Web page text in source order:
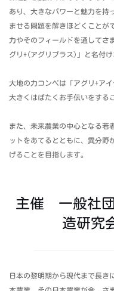
あり、大きなパワーと魅力を持
ませる問題を解きほどくことが
力やそのフィールドを通してさ
グリ+(アグリプラス)」と名付け
大地の力コンペは「アグリ+ア
大きくはばたくお手伝いをする
また、未来農業の中心となる若
ットをあてるとともに、異分野
げることを目指します。
主催 一般社
造研究
日本の黎明期から現代まで長き